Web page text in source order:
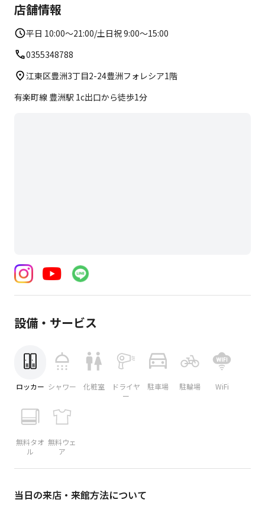
※ロッカー付き更衣室がありますのでお着替えもできま
す。
・全レッスンマット付きです。
店舗情報
平日 10:00～21:00/土日祝 9:00～15:00
0355348788
江東区豊洲3丁目2-24豊洲フォレシア1階
有楽町線 豊洲駅 1c出口から徒歩1分
設備・サービス
ロッカー シャワー 化粧室
ドライヤ
ー
駐車場 駐輪場 WiFi
無料タオ
ル
無料ウェ
ア
当日の来店・来館方法について